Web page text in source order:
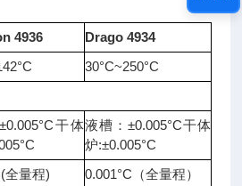
4936
Drago 4934
30°C~250°C
±0.005°C干体
5°C
液槽：±0.005°C干体
炉:±0.005°C
(全量程) 0.001°C （全量程）